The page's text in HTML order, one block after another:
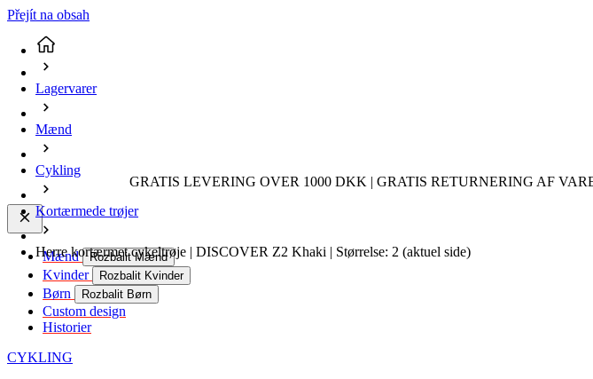
Přejít na obsah
GRATIS LEVERING OVER 1000 DKK | GRATIS RETURNERING AF
Mænd Rozbalit Mænd
Kvinder Rozbalit Kvinder
Børn Rozbalit Børn
Custom design
Historier
CYKLING
Lagervarer
Mænd
Cykling
Kortærmede trøjer
Herre kortærmet cykeltrøje | DISCOVER Z2 Khaki | Størrelse: 2 (aktuel side)